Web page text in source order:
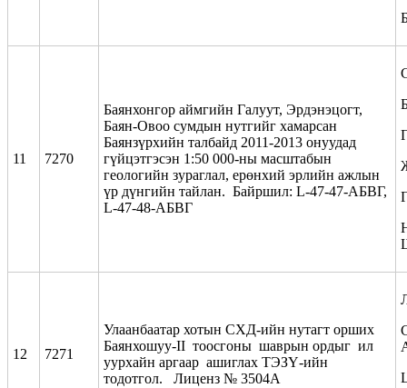
11 7270
Баянхонгор аймгийн Галуут, Эрдэнэцогт,
Баян-Овоо сумдын нутгийг хамарсан
Баянзүрхийн талбайд 2011-2013 онуудад
гүйцэтгэсэн 1:50 000-ны масштабын
геологийн зураглал, ерөнхий эрлийн ажлын
үр дүнгийн тайлан. Байршил: L-47-47-АБВГ,
L-47-48-АБВГ
12 7271
Улаанбаатар хотын СХД-ийн нутагт орших
Баянхошуу-II тоосгоны шаврын ордыг ил
уурхайн аргаар ашиглах ТЭЗҮ-ийн
тодотгол. Лиценз № 3504А